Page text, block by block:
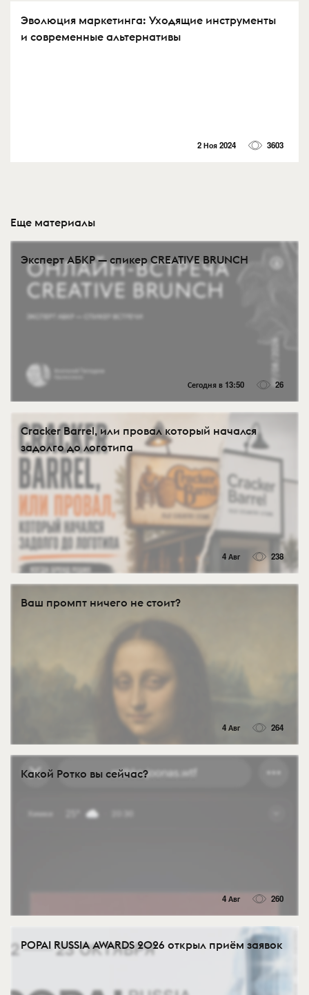
Эволюция маркетинга: Уходящие инструменты
и современные альтернативы
2 Ноя 2024 3603
Еще материалы
Эксперт АБКР — спикер CREATIVE BRUNCH
Сегодня в 13:50 26
Cracker Barrel, или провал который начался
задолго до логотипа
4 Авг 238
Ваш промпт ничего не стоит?
4 Авг 264
Какой Ротко вы сейчас?
4 Авг 260
POPAI RUSSIA AWARDS 2026 открыл приём заявок